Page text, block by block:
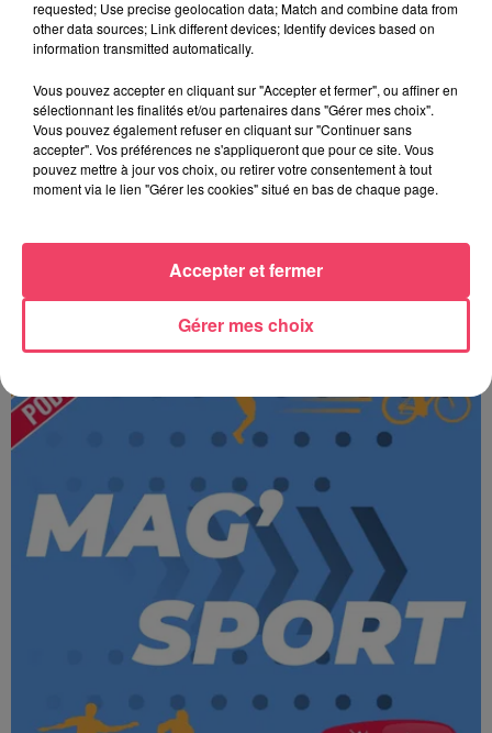
JOURNAL ANJOU MIDI 07/08/26
requested; Use precise geolocation data; Match and combine data from
other data sources; Link different devices; Identify devices based on
information transmitted automatically.
Vous pouvez accepter en cliquant sur "Accepter et fermer", ou affiner en
sélectionnant les finalités et/ou partenaires dans "Gérer mes choix".
Vous pouvez également refuser en cliquant sur "Continuer sans
accepter". Vos préférences ne s'appliqueront que pour ce site. Vous
pouvez mettre à jour vos choix, ou retirer votre consentement à tout
moment via le lien "Gérer les cookies" situé en bas de chaque page.
Gérer mes choix
Accepter et fermer